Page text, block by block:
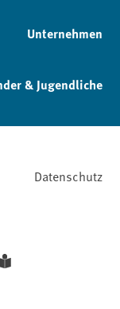
Unternehmen
& Jugendliche
Datenschutz